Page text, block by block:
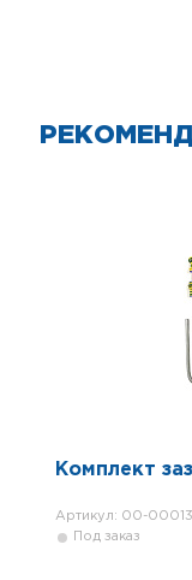
Комплект
Под заказ
Артикул: 00-